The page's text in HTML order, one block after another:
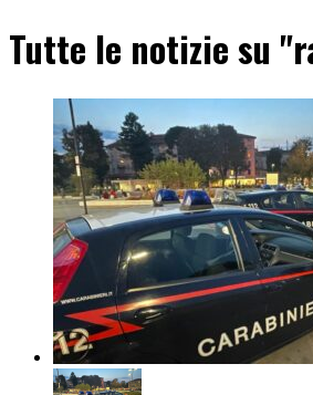
Tutte le notizie su